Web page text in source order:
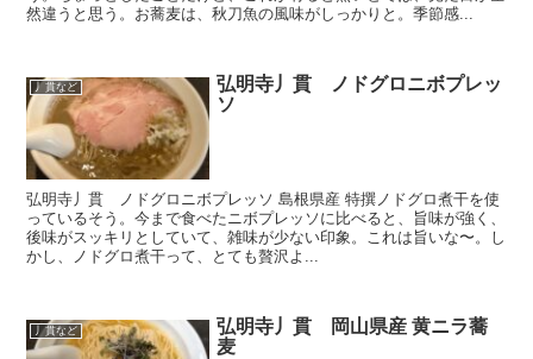
然違うと思う。お蕎麦は、秋刀魚の風味がしっかりと。季節感...
丿貫など
弘明寺丿貫 ノドグロニボプレッ
ソ
弘明寺丿貫 ノドグロニボプレッソ 島根県産 特撰ノドグロ煮干を使
っているそう。今まで食べたニボプレッソに比べると、旨味が強く、
後味がスッキリとしていて、雑味が少ない印象。これは旨いな〜。し
かし、ノドグロ煮干って、とても贅沢よ...
丿貫など
弘明寺丿貫 岡山県産 黄ニラ蕎
麦